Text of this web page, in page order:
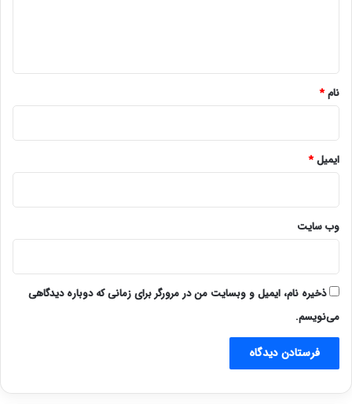
نام*
ایمیل*
وب‌ سایت
ذخیره نام، ایمیل و وبسایت من در مرورگر برای زمانی که دوباره دیدگاهی
می‌نویسم.